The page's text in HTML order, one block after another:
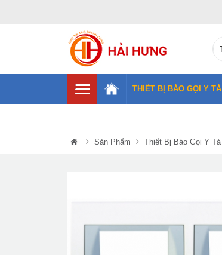
THIẾT BỊ BÁO GỌI Y TÁ
Sản Phẩm Thiết Bị Báo Gọi Y Tá